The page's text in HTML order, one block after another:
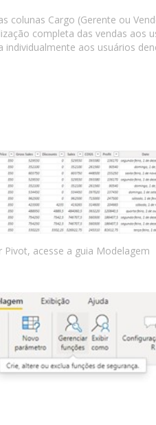
colunas Cargo (Gerente ou
completa das vendas aos
individualmente aos usuários
acesse a guia Modelagem